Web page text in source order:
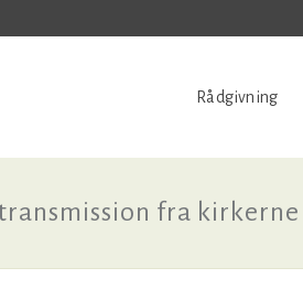
Rådgivning
fra kirkerne